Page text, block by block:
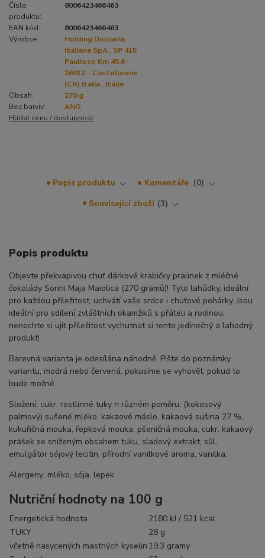
Číslo
produktu:
8006423466463
EAN kód:
8006423466463
Výrobce:
Holding Dolciaria
Italiana SpA , SP 415
Paullese Km 45,6 -
26012 - Castelleone
(CR) Italia , Itálie
Obsah:
270 g
Bez barviv:
ANO
Hlídat cenu / dostupnost
Popis produktu Komentáře
0
Související zboží 3
Popis produktu
Objevte překvapivou chuť dárkové krabičky pralinek z mléčné
čokolády Sorini Maja Maiolica (270 gramů)! Tyto lahůdky, ideální
pro každou příležitost, uchvátí vaše srdce i chuťové pohárky. Jsou
ideální pro sdílení zvláštních okamžiků s přáteli a rodinou,
nenechte si ujít příležitost vychutnat si tento jedinečný a lahodný
produkt!
Barevná varianta je odesílána náhodně. Pište do poznámky
variantu, modrá nebo červená, pokusíme se vyhovět, pokud to
bude možné.
Složení: cukr, rostlinné tuky n různém poměru, (kokosový
palmový) sušené mléko, kakaové máslo, kakaová sušina 27 %,
kukuřičná mouka, řepková mouka, pšeničná mouka, cukr, kakaový
prášek se sníženým obsahem tuku, sladový extrakt, sůl,
emulgátor sójový lecitin, přírodní vanilkové aroma, vanilka.
Alergeny: mléko, sója, lepek
Nutriční hodnoty na 100 g
Energetická hodnota 2180 kJ / 521 kcal
TUKY
28 g
včetně nasycených mastných kyselin 19,3 gramy